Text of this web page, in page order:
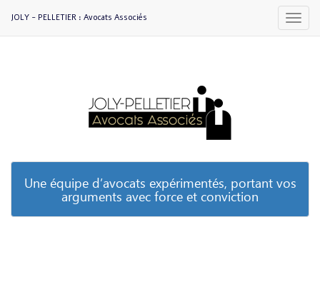
JOLY - PELLETIER : Avocats Associés
Une équipe d’avocats expérimentés, portant vos
arguments avec force et conviction